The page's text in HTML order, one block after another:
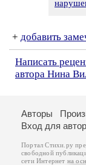
+ добавить
Написать
автора Нина
Авторы
Вход для
Портал Стихи.ру
свободной
сети Интернет на